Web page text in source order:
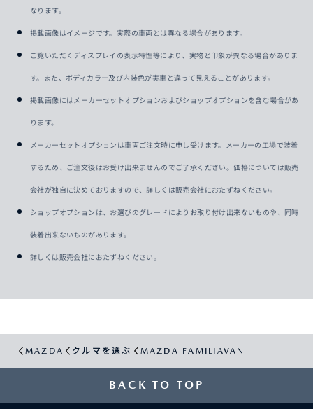
なります。
掲載画像はイメージです。実際の車両とは異なる場合があります。
ご覧いただくディスプレイの表示特性等により、実物と印象が異なる場合がありま
す。また、ボディカラー及び内装色が実車と違って見えることがあります。
掲載画像にはメーカーセットオプションおよびショップオプションを含む場合があ
ります。
メーカーセットオプションは車両ご注文時に申し受けます。メーカーの工場で装着
するため、ご注文後はお受け出来ませんのでご了承ください。価格については販売
会社が独自に決めておりますので、詳しくは販売会社におたずねください。
ショップオプションは、お選びのグレードによりお取り付け出来ないものや、同時
装着出来ないものがあります。
詳しくは販売会社におたずねください。
MAZDA クルマを選ぶ MAZDA FAMILIAVAN
BACK TO TOP